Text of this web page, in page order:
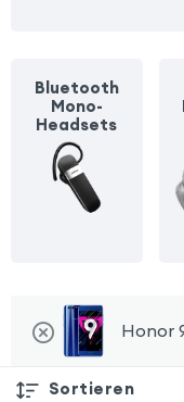
Bluetooth
Mono-
Headsets
Honor
Sortieren